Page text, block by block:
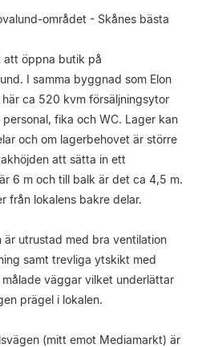
området - Skånes bästa
att öppna butik på
I samma byggnad som Elon
ca 520 kvm försäljningsytor
fika och WC. Lager kan
och om lagerbehovet är större
att sätta in ett
6 m och till balk är det ca 4,5 m.
från lokalens bakre delar.
är utrustad med bra ventilation
samt trevliga ytskikt med
väggar vilket underlättar
prägel i lokalen.
(mitt emot Mediamarkt) är